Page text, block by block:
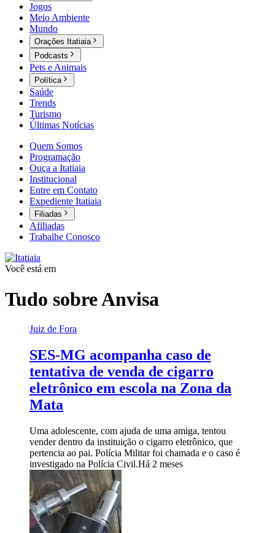
Jogos
Meio Ambiente
Mundo
Orações Itatiaia
Podcasts
Pets e Animais
Política
Saúde
Trends
Turismo
Últimas Notícias
Quem Somos
Programação
Ouça a Itatiaia
Institucional
Entre em Contato
Expediente Itatiaia
Filiadas
Afiliadas
Trabalhe Conosco
Você está em
Tudo sobreAnvisa
Juiz de Fora
SES-MG acompanha caso de
tentativa de venda de cigarro
eletrônico em escola na Zona da
Mata
Uma adolescente, com ajuda de uma amiga, tentou
vender dentro da instituição o cigarro eletrônico, que
pertencia ao pai. Polícia Militar foi chamada e o caso é
investigado na Polícia Civil.Há 2 meses